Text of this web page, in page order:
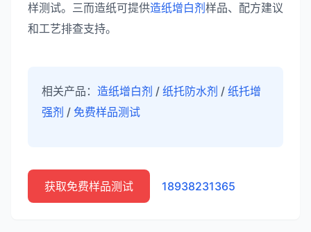
样测试。三而造纸可提供造纸增白剂 样品、配方建议
和工艺排查支持。
相关产品： 造纸增白剂 / 纸托防水剂 / 纸托增
强剂 / 免费样品测试
获取免费样品测试 18938231365